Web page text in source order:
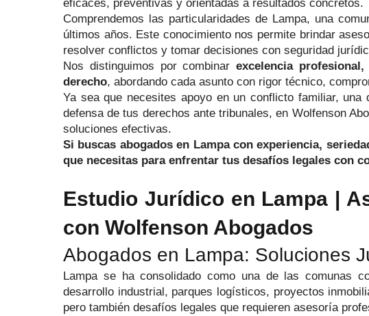
eficaces, preventivas y orientadas a resultados concretos.
Comprendemos las particularidades de Lampa, una
últimos años. Este conocimiento nos permite brindar
resolver conflictos y tomar decisiones con seguridad
Nos distinguimos por combinarexcelencia
derecho, abordando cada asunto con rigor técnico,
Ya sea que necesites apoyo en un conflicto familiar,
defensa de tus derechos ante tribunales, en Wolfenson
soluciones efectivas.
Si buscas abogados en Lampa con experiencia,
que necesitas para enfrentar tus desafíos legales con
Estudio Jurídico en Lampa |
con Wolfenson Abogados
Abogados en Lampa: Soluciones
Lampa se ha consolidado como una de las comunas
desarrollo industrial, parques logísticos, proyectos
pero también desafíos legales que requieren asesoría